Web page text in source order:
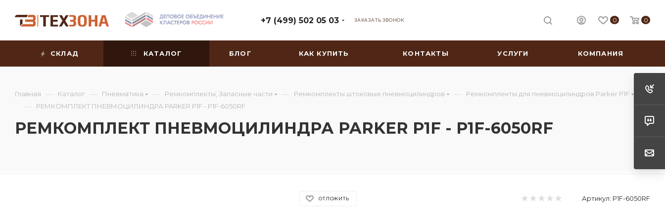
+7 (499) 502 05 03 ЗАКАЗАТЬ ЗВОНОК 0 0
СКЛАД КАТАЛОГ БЛОГ КАК КУПИТЬ КОНТАКТЫ УСЛУГИ КОМПАНИЯ
Главная — Каталог — Пневматика — Ремкомплекты, Запасные части — Ремкомплекты штоковые пневмоцилиндров — Ремкомплекты для пневмоцилиндров Parker P1F
— РЕМКОМПЛЕКТ ПНЕВМОЦИЛИНДРА PARKER P1F - P1F-6050RF
РЕМКОМПЛЕКТ ПНЕВМОЦИЛИНДРА PARKER P1F - P1F-6050RF
ОТЛОЖИТЬ Артикул: P1F-6050RF